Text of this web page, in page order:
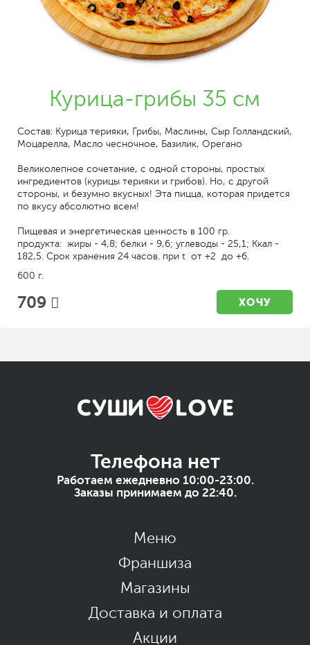
Курица-грибы 35 см
Состав: Курица терияки, Грибы, Маслины, Сыр Голландский,
Моцарелла, Масло чесночное, Базилик, Орегано
Великолепное сочетание, с одной стороны, простых
ингредиентов (курицы терияки и грибов). Но, с другой
стороны, и безумно вкусных! Эта пицца, которая придется
по вкусу абсолютно всем!
Пищевая и энергетическая ценность в 100 гр.
продукта: жиры - 4,8; белки - 9,6; углеводы - 25,1; Ккал -
182,5. Срок хранения 24 часов. при t от +2 до +6.
600 г.
709 ХОЧУ
Телефона нет
Работаем ежедневно 10:00-23:00.
Заказы принимаем до 22:40.
Меню
Франшиза
Магазины
Доставка и оплата
Акции